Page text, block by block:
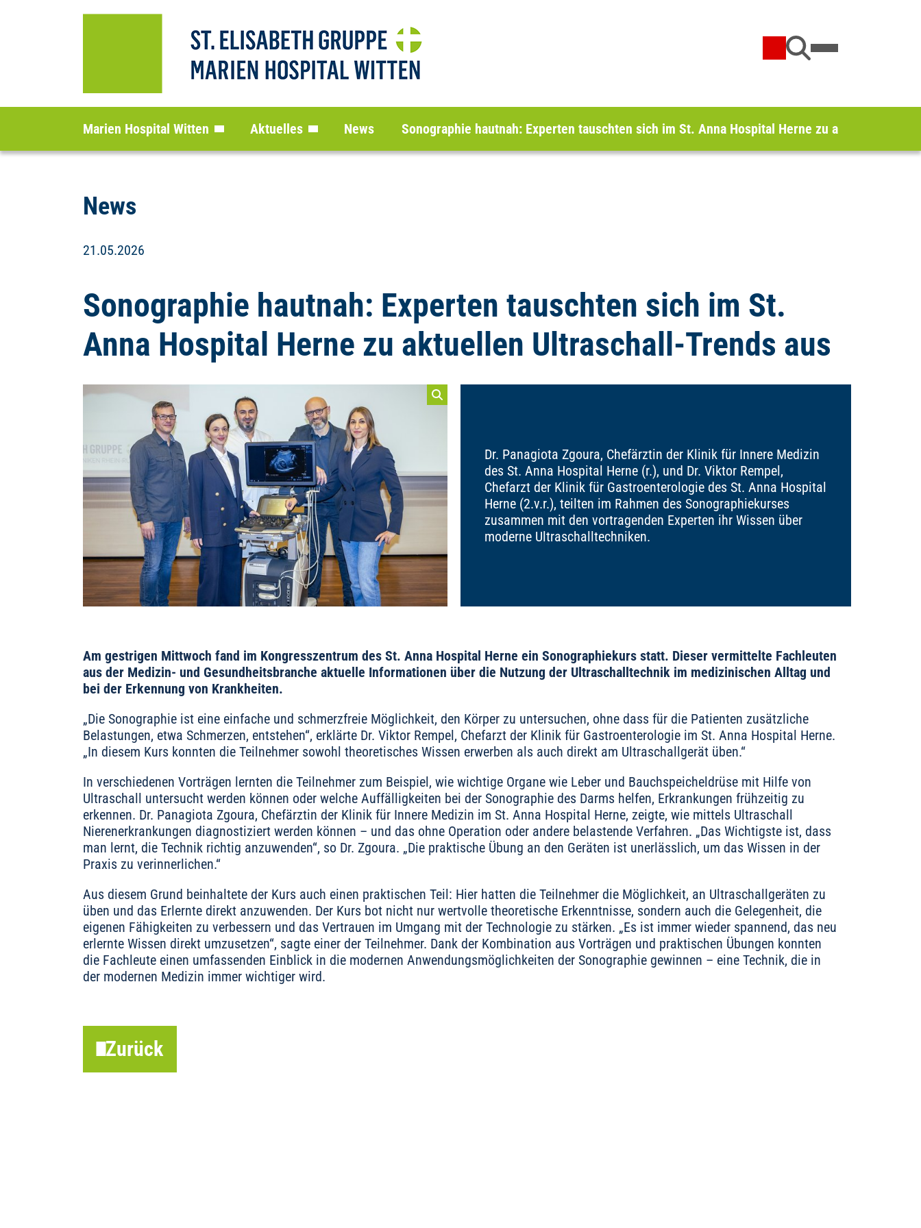
Marien Hospital Witten Aktuelles News Sonographie hautnah: Experten tauschten sich im St. Anna Hospital Herne zu aktuellen
News
21.05.2026
Sonographie hautnah: Experten tauschten sich im St.
Anna Hospital Herne zu aktuellen Ultraschall-Trends aus
Dr. Panagiota Zgoura, Chefärztin der Klinik für Innere Medizin
des St. Anna Hospital Herne (r.), und Dr. Viktor Rempel,
Chefarzt der Klinik für Gastroenterologie des St. Anna Hospital
Herne (2.v.r.), teilten im Rahmen des Sonographiekurses
zusammen mit den vortragenden Experten ihr Wissen über
moderne Ultraschalltechniken.
Am gestrigen Mittwoch fand im Kongresszentrum des St. Anna Hospital Herne ein Sonographiekurs statt. Dieser vermittelte Fachleuten
aus der Medizin- und Gesundheitsbranche aktuelle Informationen über die Nutzung der Ultraschalltechnik im medizinischen Alltag und
bei der Erkennung von Krankheiten.
„Die Sonographie ist eine einfache und schmerzfreie Möglichkeit, den Körper zu untersuchen, ohne dass für die Patienten zusätzliche
Belastungen, etwa Schmerzen, entstehen“, erklärte Dr. Viktor Rempel, Chefarzt der Klinik für Gastroenterologie im St. Anna Hospital Herne.
„In diesem Kurs konnten die Teilnehmer sowohl theoretisches Wissen erwerben als auch direkt am Ultraschallgerät üben.“
In verschiedenen Vorträgen lernten die Teilnehmer zum Beispiel, wie wichtige Organe wie Leber und Bauchspeicheldrüse mit Hilfe von
Ultraschall untersucht werden können oder welche Auffälligkeiten bei der Sonographie des Darms helfen, Erkrankungen frühzeitig zu
erkennen. Dr. Panagiota Zgoura, Chefärztin der Klinik für Innere Medizin im St. Anna Hospital Herne, zeigte, wie mittels Ultraschall
Nierenerkrankungen diagnostiziert werden können – und das ohne Operation oder andere belastende Verfahren. „Das Wichtigste ist, dass
man lernt, die Technik richtig anzuwenden“, so Dr. Zgoura. „Die praktische Übung an den Geräten ist unerlässlich, um das Wissen in der
Praxis zu verinnerlichen.“
Aus diesem Grund beinhaltete der Kurs auch einen praktischen Teil: Hier hatten die Teilnehmer die Möglichkeit, an Ultraschallgeräten zu
üben und das Erlernte direkt anzuwenden. Der Kurs bot nicht nur wertvolle theoretische Erkenntnisse, sondern auch die Gelegenheit, die
eigenen Fähigkeiten zu verbessern und das Vertrauen im Umgang mit der Technologie zu stärken. „Es ist immer wieder spannend, das neu
erlernte Wissen direkt umzusetzen“, sagte einer der Teilnehmer. Dank der Kombination aus Vorträgen und praktischen Übungen konnten
die Fachleute einen umfassenden Einblick in die modernen Anwendungsmöglichkeiten der Sonographie gewinnen – eine Technik, die in
der modernen Medizin immer wichtiger wird.
Zurück